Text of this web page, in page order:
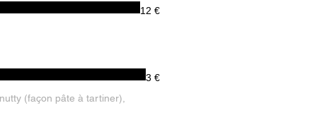
12 €
3 €